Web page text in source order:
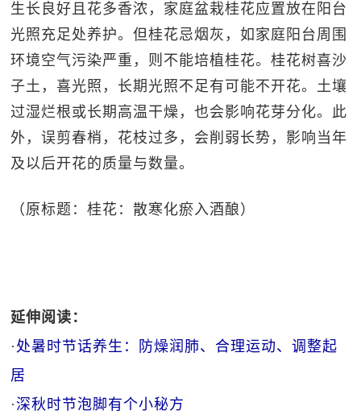
生长良好且花多香浓，家庭盆栽桂花应置放在阳台
光照充足处养护。但桂花忌烟灰，如家庭阳台周围
环境空气污染严重，则不能培植桂花。桂花树喜沙
子土，喜光照，长期光照不足有可能不开花。土壤
过湿烂根或长期高温干燥，也会影响花芽分化。此
外，误剪春梢，花枝过多，会削弱长势，影响当年
及以后开花的质量与数量。
（原标题：桂花：散寒化瘀入酒酿）
延伸阅读：
· 处暑时节话养生：防燥润肺、合理运动、调整起
居
· 深秋时节泡脚有个小秘方